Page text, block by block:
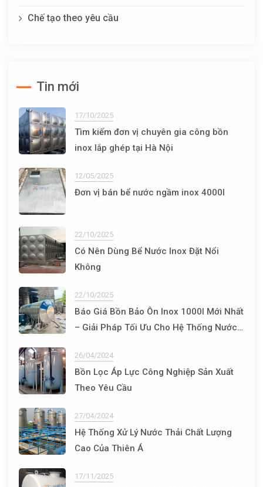
Chế tạo theo yêu cầu
Tin mới
17/10/2025
Tìm kiếm đơn vị chuyên gia công bồn
inox lắp ghép tại Hà Nội
12/05/2025
Đơn vị bán bể nước ngầm inox 4000l
22/10/2025
Có Nên Dùng Bể Nước Inox Đặt Nổi
Không
22/10/2025
Báo Giá Bồn Bảo Ôn Inox 1000l Mới Nhất
– Giải Pháp Tối Ưu Cho Hệ Thống Nước
26/04/2024
Bồn Lọc Áp Lực Công Nghiệp Sản Xuất
Theo Yêu Cầu
27/04/2024
Hệ Thống Xử Lý Nước Thải Chất Lượng
Cao Của Thiên Á
17/11/2025